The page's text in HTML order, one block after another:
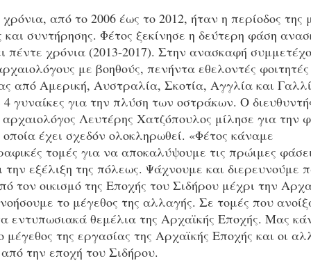
από το 2006 έως το 2012, ήταν η περίοδος της
και συντήρησης. Φέτος ξεκίνησε η δεύτερη φάση
πέντε χρόνια (2013-2017). Στην ανασκαφή
με βοηθούς, πενήντα εθελοντές φοιτητές
από Αμερική, Αυστραλία, Σκοτία, Αγγλία και
4 γυναίκες για την πλύση των οστράκων. Ο
Λευτέρης Χατζόπουλος μίλησε για την
έχει σχεδόν ολοκληρωθεί. «Φέτος κάναμε
τομές για να αποκαλύψουμε τις πρώιμες
την εξέλιξη της πόλεως. Ψάχνουμε και διερευνούμε
τον οικισμό της Εποχής του Σιδήρου μέχρι την
το μέγεθος της αλλαγής. Σε τομές που
εντυπωσιακά θεμέλια της Αρχαϊκής Εποχής. Μας
μέγεθος της εργασίας της Αρχαϊκής Εποχής και οι
την εποχή του Σιδήρου.